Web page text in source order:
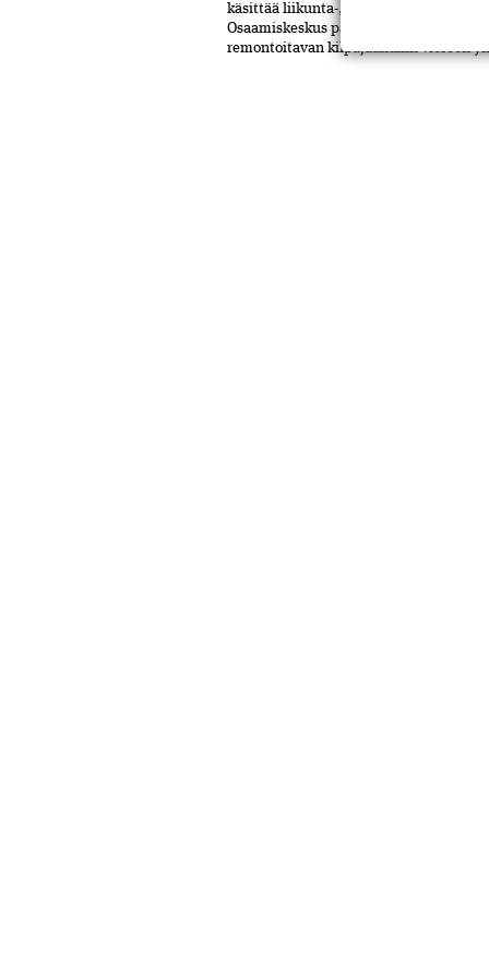
käsittää liikunta-, osaamis- ja
Osaamiskeskus palvelee tutkimusta ja
remontoitavan kilpajäähallin viereen